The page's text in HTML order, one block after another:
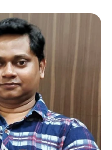
de confianza en Jackson,
y especialista en